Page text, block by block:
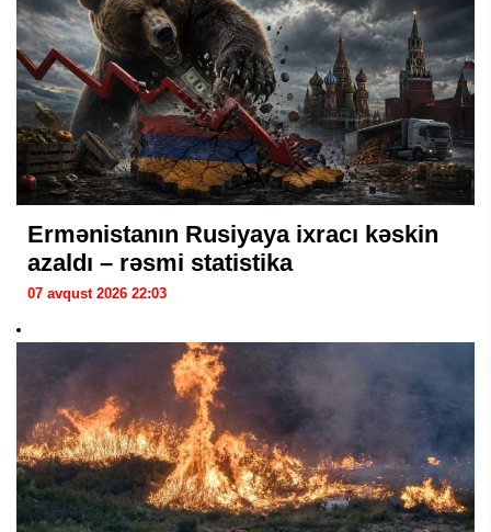
Ermənistanın Rusiyaya ixracı kəskin
azaldı – rəsmi statistika
07 avqust 2026 22:03